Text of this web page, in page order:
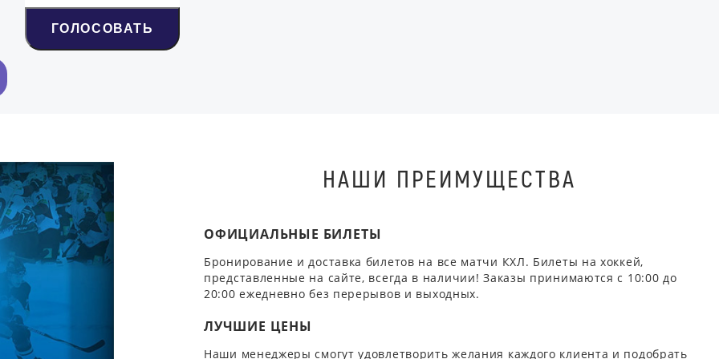
ГОЛОСОВАТЬ
НАШИ ПРЕИМУЩЕСТВА
ОФИЦИАЛЬНЫЕ БИЛЕТЫ
Бронирование и доставка билетов на все матчи КХЛ. Билеты на хоккей,
представленные на сайте, всегда в наличии! Заказы принимаются с 10:00 до
20:00 ежедневно без перерывов и выходных.
ЛУЧШИЕ ЦЕНЫ
Наши менеджеры смогут удовлетворить желания каждого клиента и подобрать